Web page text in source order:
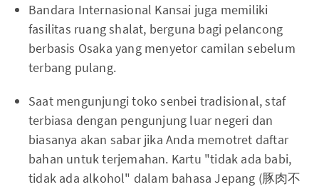
Bandara Internasional Kansai juga memiliki
fasilitas ruang shalat, berguna bagi pelancong
berbasis Osaka yang menyetor camilan sebelum
terbang pulang.
Saat mengunjungi toko senbei tradisional, staf
terbiasa dengan pengunjung luar negeri dan
biasanya akan sabar jika Anda memotret daftar
bahan untuk terjemahan. Kartu "tidak ada babi,
tidak ada alkohol" dalam bahasa Jepang (豚肉不